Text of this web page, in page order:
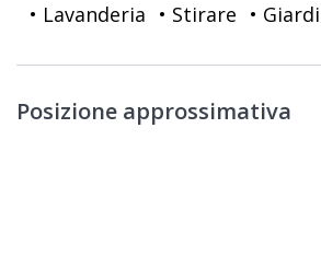
• Lavanderia • Stirare •
Posizione approssimativa